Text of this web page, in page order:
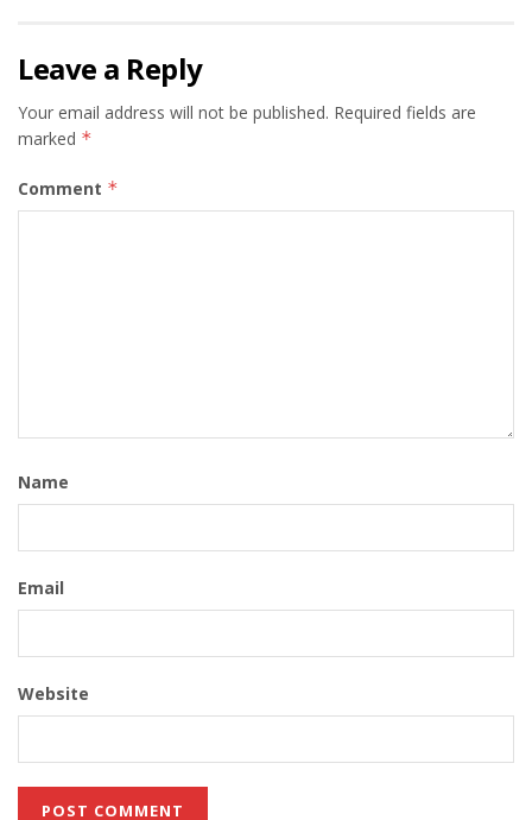
Leave a Reply
Your email address will not be published. Required fields are
marked *
Comment *
Name
Email
Website